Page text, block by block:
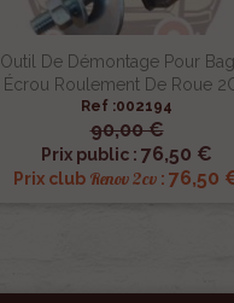
Outil De Démontage Pour
Écrou Roulement De Roue
Ref :002194
90,00 €
Prix public : 76,50 €
Prix club Renov 2cv : 76,50
 Aperçu rapide